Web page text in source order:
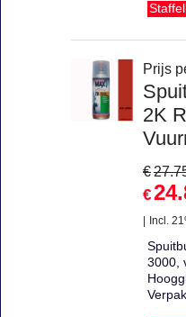
Prijs
2K
€
€
Incl.
3000,